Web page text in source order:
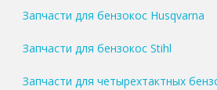
Запчасти для бензокос Husqvarna
Запчасти для бензокос Stihl
Запчасти для четырехтактных